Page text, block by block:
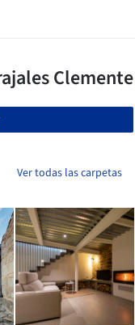
Ver todas las carpetas